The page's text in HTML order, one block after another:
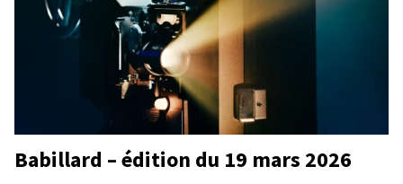
Babillard – édition du 19 mars 2026